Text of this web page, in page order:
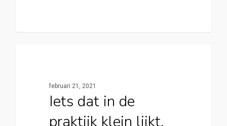
februari 21, 2021
Iets dat in de
praktijk klein lijkt,